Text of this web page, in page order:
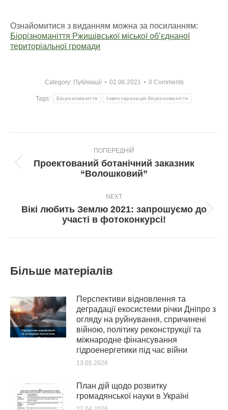
Ознайомитися з виданням можна за посиланням:
Біорізноманіття Ржищівської міської об’єднаної
територіальної громади
Category: Публікації 02.06.2021 0 Comments
Tags: Біорізноманіття Інвентаризація біорізноманіття
navigation
ПОПЕРЕДНІЙ
Попередній
пост:
Проектований ботанічний заказник
“Волошковий”
NEXT
Next
post:
Вікі любить Землю 2021: запрошуємо до
участі в фотоконкурсі!
Більше матеріалів
Перспективи відновлення та
деградації екосистеми річки Дніпро з
огляду на руйнування, спричинені
війною, політику реконструкції та
міжнародне фінансування
гідроенергетики під час війни
13.05.2026
План дій щодо розвитку
громадянської науки в Україні